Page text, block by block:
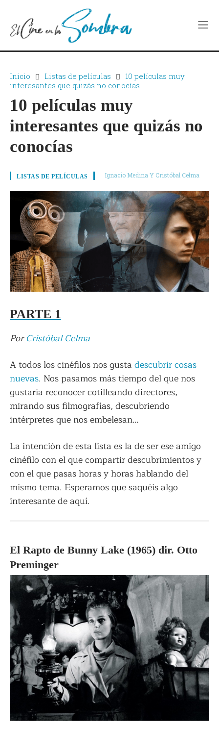
Inicio Listas de películas
10 películas muy
interesantes que quizás no conocías
10 películas muy
interesantes que quizás no
conocías
LISTAS DE PELÍCULAS Ignacio Medina Y Cristóbal Celma
PARTE 1
PorCristóbal Celma
A todos los cinéfilos nos gusta descubrir cosas
nuevas. Nos pasamos más tiempo del que nos
gustaría reconocer cotilleando directores,
mirando sus filmografías, descubriendo
intérpretes que nos embelesan…
La intención de esta lista es la de ser ese amigo
cinéfilo con el que compartir descubrimientos y
con el que pasas horas y horas hablando del
mismo tema. Esperamos que saquéis algo
interesante de aquí.
El Rapto de Bunny Lake (1965) dir. Otto
Preminger